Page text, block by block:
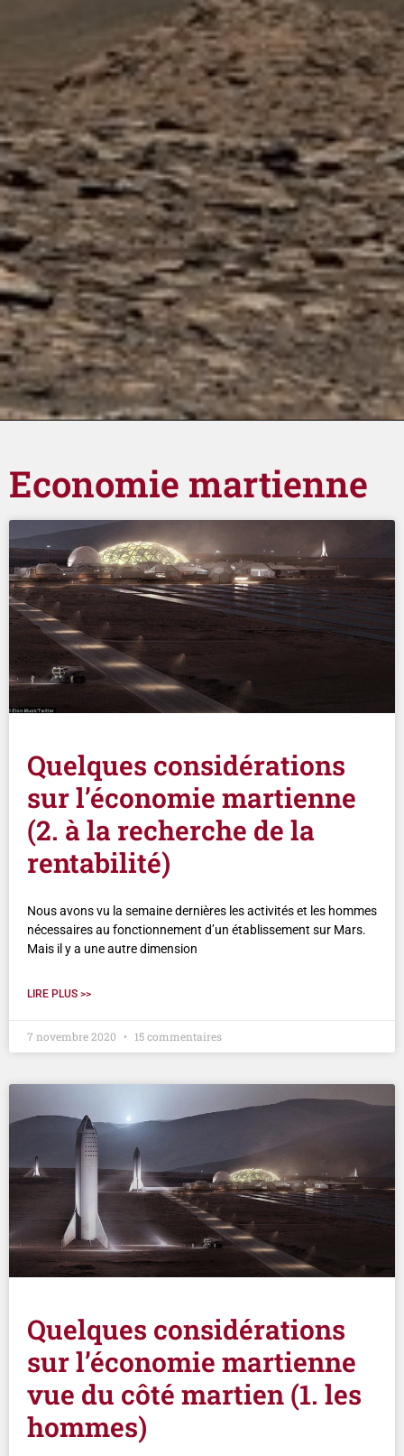
Economie martienne
Quelques considérations
sur l’économie martienne
(2. à la recherche de la
rentabilité)
Nous avons vu la semaine dernières les activités et les hommes
nécessaires au fonctionnement d’un établissement sur Mars.
Mais il y a une autre dimension
LIRE PLUS >>
7 novembre 2020 15 commentaires
Quelques considérations
sur l’économie martienne
vue du côté martien (1. les
hommes)